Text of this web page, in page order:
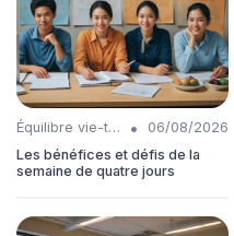
Équilibre vie-travail •
06/08/2026
Les bénéfices et défis de la
semaine de quatre jours